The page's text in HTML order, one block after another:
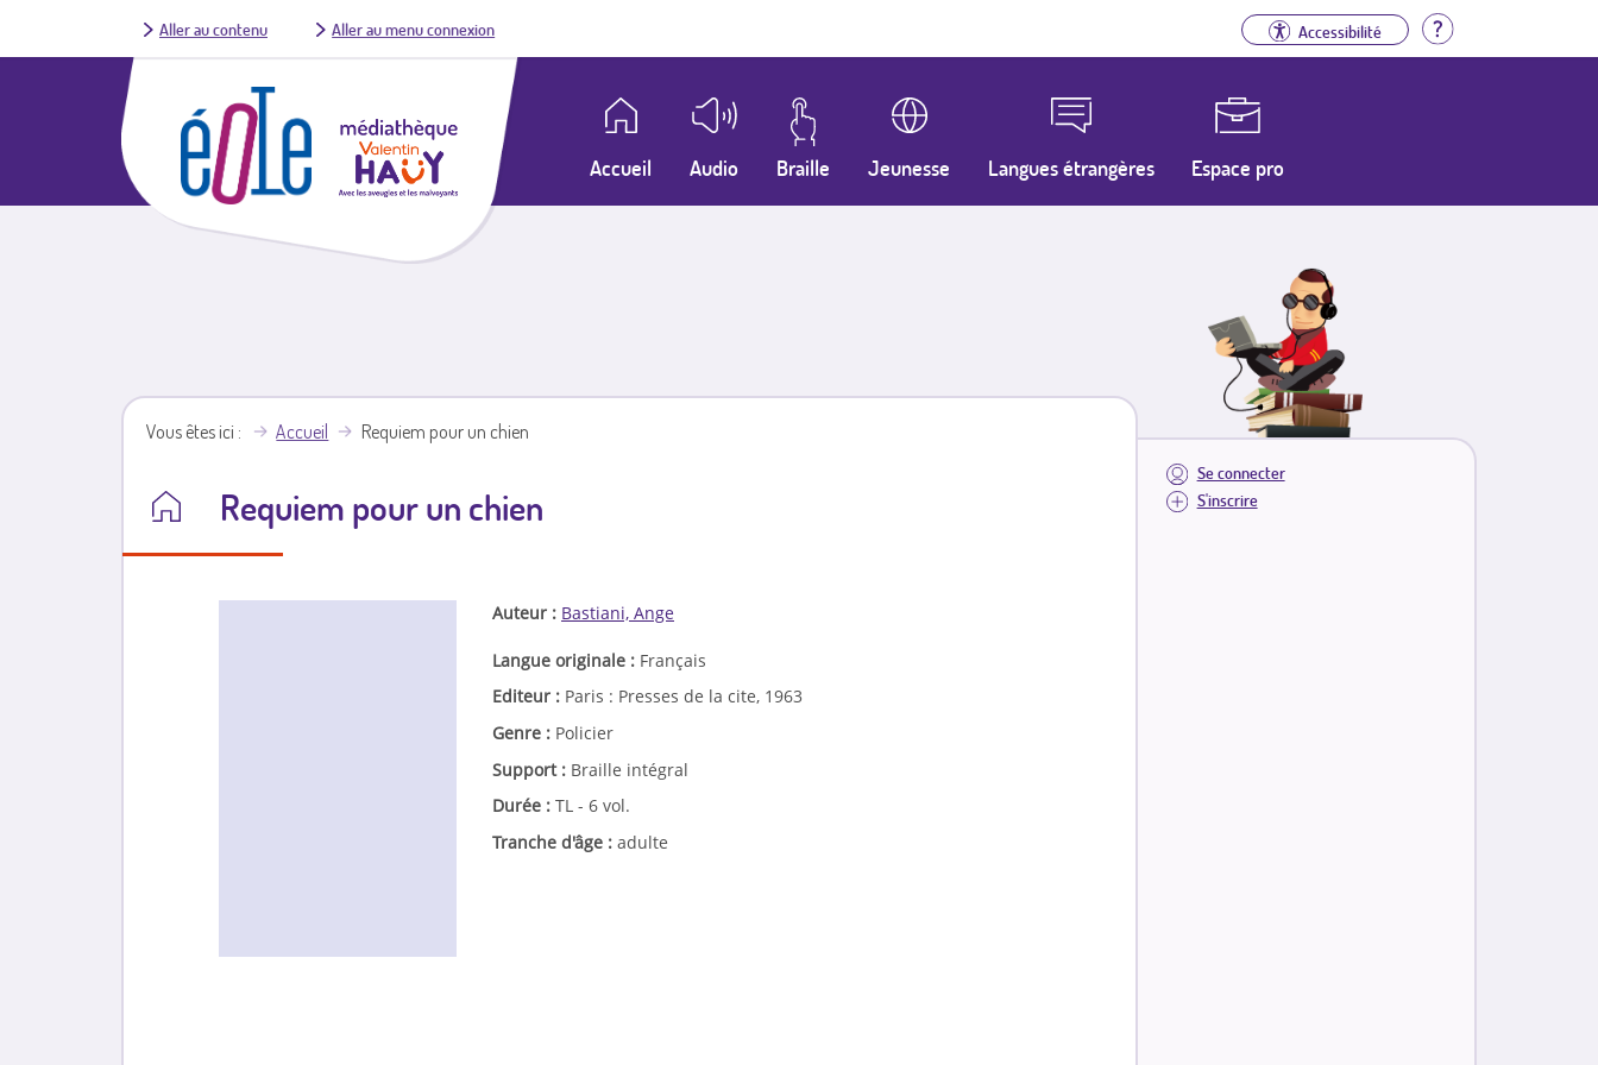
Aller au contenu Aller au menu connexion Accessibilité Aide
Accueil Audio Braille Jeunesse Langues étrangères Espace pro
Se connecter
S'inscrire
Vous êtes ici Accueil Requiem pour un chien
Requiem pour un chien
Auteur : Bastiani, Ange
Langue originale : Français
Editeur : Paris : Presses de la cite, 1963
Genre : Policier
Support : Braille intégral
Durée : TL - 6 vol.
Tranche d'âge : adulte